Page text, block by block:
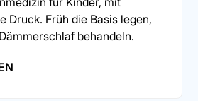
Druck. Früh die Basis legen,
behandeln.